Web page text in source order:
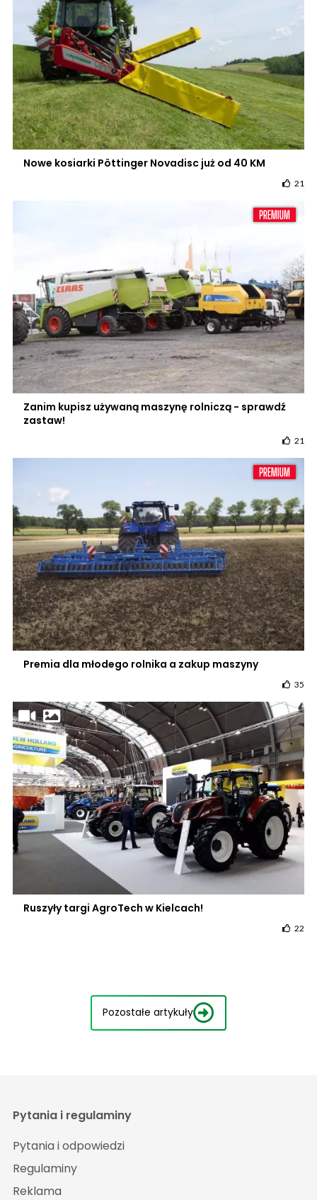
Nowe kosiarki Pöttinger Novadisc już od 40 KM
21
Zanim kupisz używaną maszynę rolniczą - sprawdź
zastaw!
21
Premia dla młodego rolnika a zakup maszyny
35
Ruszyły targi AgroTech w Kielcach!
22
Pozostałe artykuły
Pytania i regulaminy
Pytania i odpowiedzi
Regulaminy
Reklama